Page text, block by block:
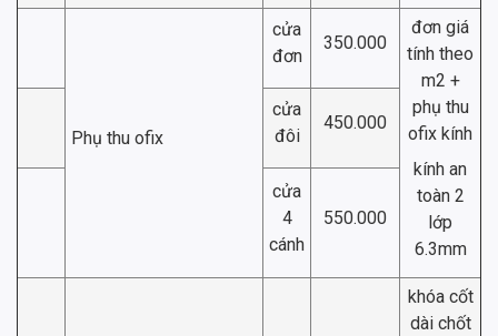
Phụ thu ofix
cửa
đơn
350.000
đơn giá
tính theo
m2 +
phụ thu
ofix kính
kính an
toàn 2
lớp
6.3mm
cửa
đôi
450.000
cửa
4
cánh
550.000
khóa cốt
dài chốt